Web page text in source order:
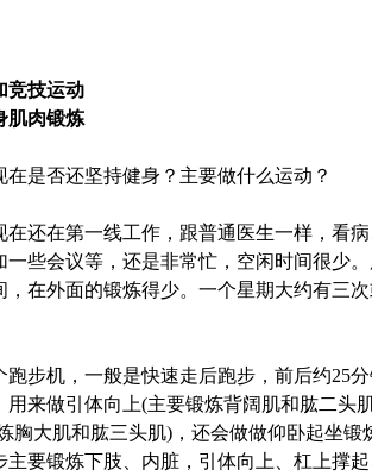
技运动
肉锻炼
是否还坚持健身？主要做什么运动？
在第一线工作，跟普通医生一样，看病
一些会议等，还是非常忙，空闲时间很少
，在外面的锻炼得少。一个星期大约有三
机，一般是快速走后跑步，前后约25分
用来做引体向上(主要锻炼背阔肌和肱二头
胸大肌和肱三头肌)，还会做做仰卧起坐
主要锻炼下肢、内脏，引体向上、杠上撑